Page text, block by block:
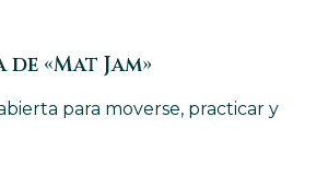
«Mat Jam»
para moverse, practicar y